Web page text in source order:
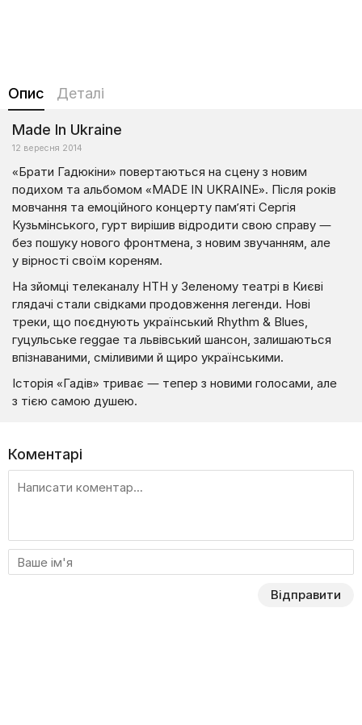
Опис Деталі
Made In Ukraine
12 вересня 2014
«Брати Гадюкіни» повертаються на сцену з новим
подихом та альбомом «MADE IN UKRAINE». Після рокiв
мовчання та емоційного концерту пам’яті Сергія
Кузьмінського, гурт вирішив відродити свою справу —
без пошуку нового фронтмена, з новим звучанням, але
у вірності своїм кореням.
На зйомці телеканалу НТН у Зеленому театрі в Києві
глядачі стали свідками продовження легенди. Нові
треки, що поєднують український Rhythm & Blues,
гуцульське reggae та львівський шансон, залишаються
впізнаваними, сміливими й щиро українськими.
Історія «Гадів» триває — тепер з новими голосами, але
з тією самою душею.
Коментарі
Відправити